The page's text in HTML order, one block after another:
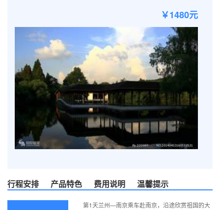
￥1480元
行程安排 产品特色 费用说明 温馨提示
第1天兰州—南京乘车赴南京，沿途欣赏祖国的大